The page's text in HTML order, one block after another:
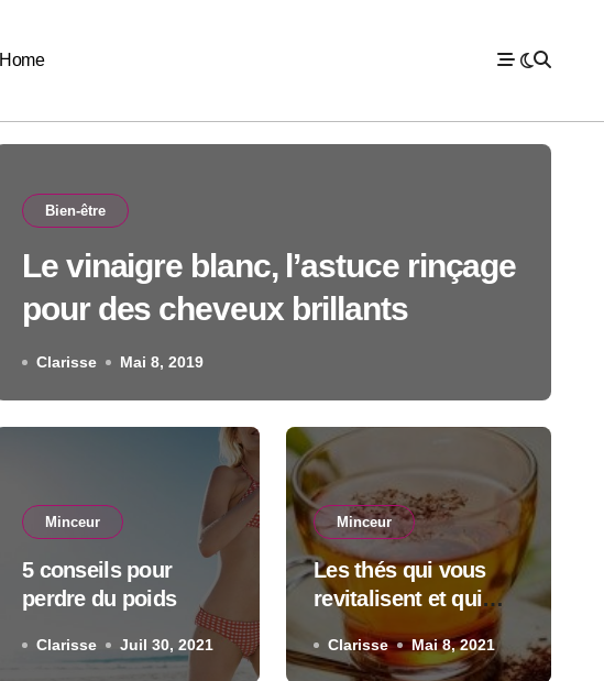
Home
Minceur
5 conseils pour perdre du
Clarisse Juil 30, 2021
Bien-être
Le vinaigre blanc, l’astuce rinçage
pour des cheveux brillants
Clarisse Mai 8, 2019
Minceur
5 conseils pour
perdre du poids
Clarisse Juil 30, 2021
Minceur
Les thés qui vous
revitalisent et qui
vous aident à garder
la ligne
Clarisse Mai 8, 2021